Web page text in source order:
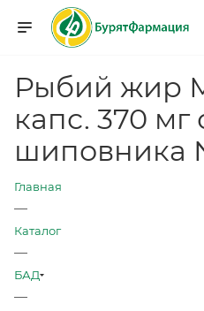
Рыбий жир
капс. 370 мг
шиповника
Главная
—
Каталог
—
БАД
—